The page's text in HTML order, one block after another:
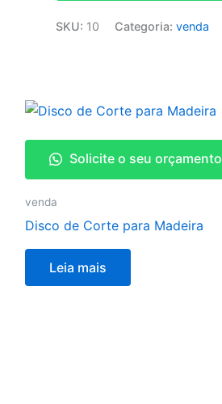
SKU: 10 Categoria: venda
Solicite o seu orçamento
venda
Disco de Corte para Madeira
Leia mais